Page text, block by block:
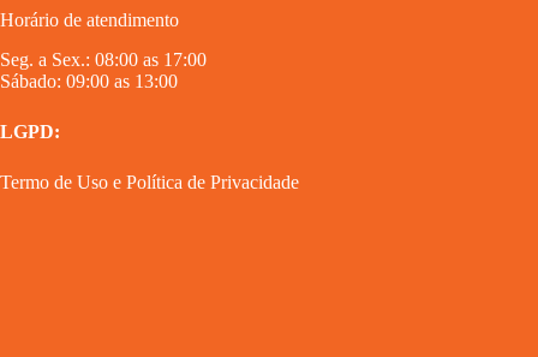
Horário de atendimento
Seg. a Sex.: 08:00 as 17:00
Sábado: 09:00 as 13:00
LGPD:
Termo de Uso e Política de Privacidade